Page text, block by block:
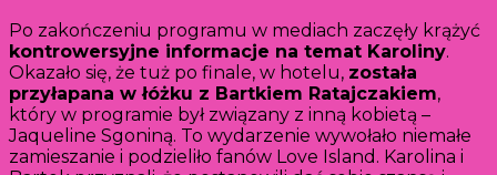
Po zakończeniu programu w mediach zaczęły krążyć
kontrowersyjne informacje na temat Karoliny.
Okazało się, że tuż po finale, w hotelu, została
przyłapana w łóżku z Bartkiem Ratajczakiem,
który w programie był związany z inną kobietą –
Jaqueline Sgoniną. To wydarzenie wywołało niemałe
zamieszanie i podzieliło fanów Love Island. Karolina i